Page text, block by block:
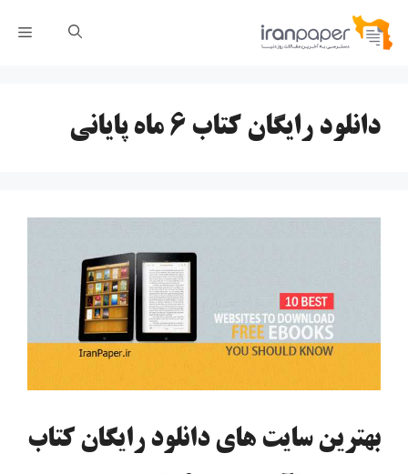
پرش
دانلود رایگان کتاب 6 ماه پایانی
بهترین سایت های دانلود رایگان کتاب